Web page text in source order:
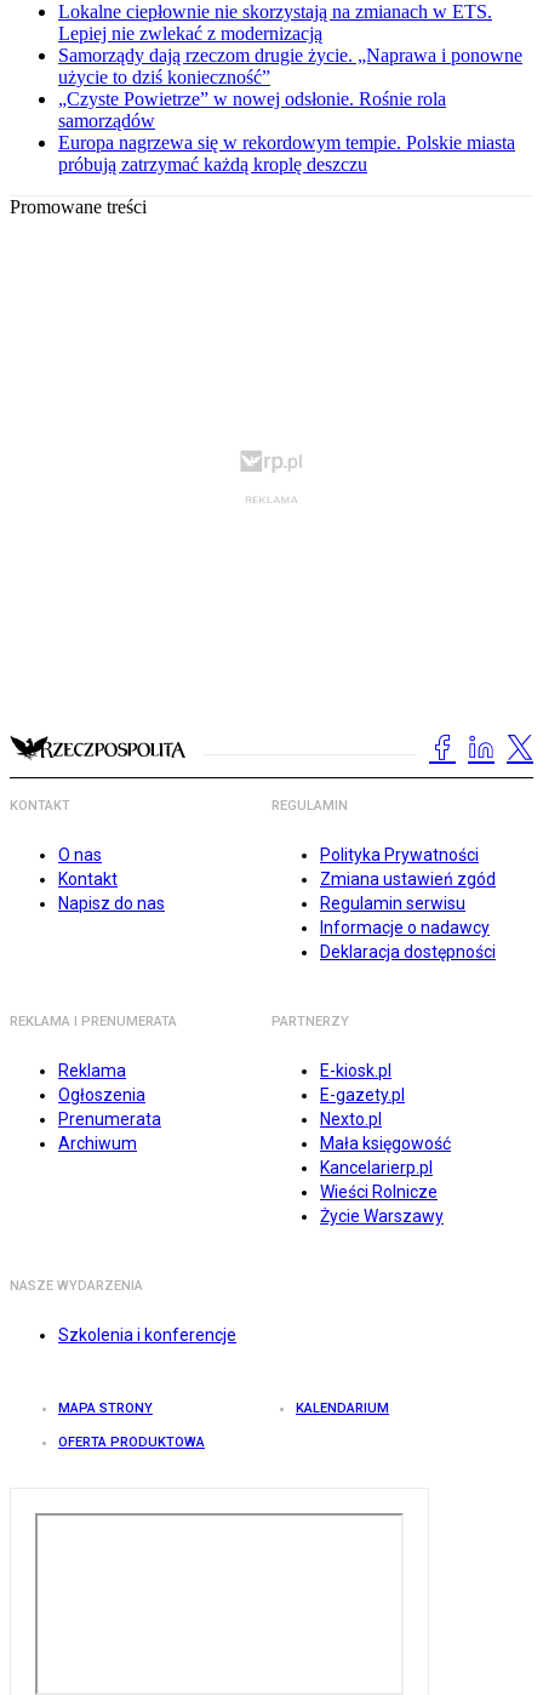
Lokalne ciepłownie nie skorzystają na zmianach w ETS.
Lepiej nie zwlekać z modernizacją
Samorządy dają rzeczom drugie życie. „Naprawa i ponowne
użycie to dziś konieczność”
„Czyste Powietrze” w nowej odsłonie. Rośnie rola
samorządów
Europa nagrzewa się w rekordowym tempie. Polskie miasta
próbują zatrzymać każdą kroplę deszczu
Promowane treści
KONTAKT
O nas
Kontakt
Napisz do nas
REGULAMIN
Polityka Prywatności
Zmiana ustawień zgód
Regulamin serwisu
Informacje o nadawcy
Deklaracja dostępności
REKLAMA I PRENUMERATA
Reklama
Ogłoszenia
Prenumerata
Archiwum
PARTNERZY
E-kiosk.pl
E-gazety.pl
Nexto.pl
Mała księgowość
Kancelarierp.pl
Wieści Rolnicze
Życie Warszawy
NASZE WYDARZENIA
Szkolenia i konferencje
MAPA STRONY KALENDARIUM
OFERTA PRODUKTOWA